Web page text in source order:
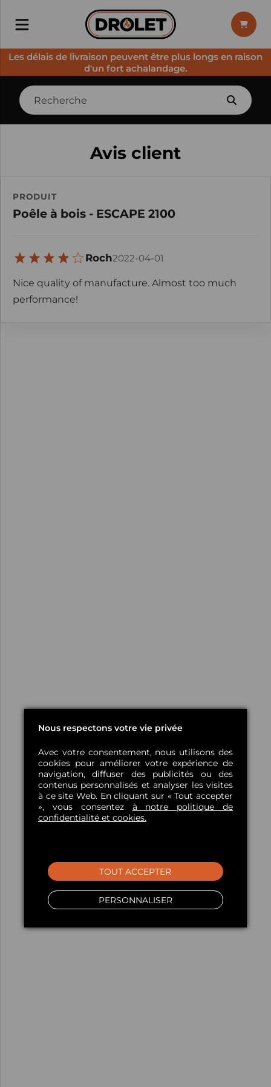
Les délais de livraison peuvent être plus longs en raison
d'un fort achalandage.
Avis client
PRODUIT
Poêle à bois - ESCAPE 2100
Roch2022-04-01
Nice quality of manufacture. Almost too much
performance!
Nous respectons votre vie privée
Avec votre consentement, nous utilisons des
cookies pour améliorer votre expérience de
navigation, diffuser des publicités ou des
contenus personnalisés et analyser les visites
à ce site Web. En cliquant sur « Tout accepter
», vous consentez à notre politique de
confidentialité et cookies.
PERSONNALISER
TOUT ACCEPTER